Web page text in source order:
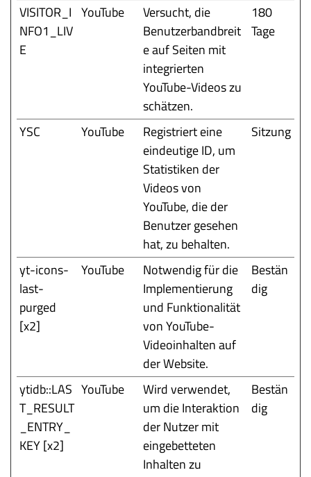
VISITOR_I
NFO1_LIV
E
YouTube
Versucht, die
Benutzerbandbreit
e auf Seiten mit
integrierten
YouTube-Videos zu
schätzen.
180
Tage
YSC YouTube
Registriert eine
eindeutige ID, um
Statistiken der
Videos von
YouTube, die der
Benutzer gesehen
hat, zu behalten.
Sitzung
yt-icons-
last-
purged
[x2]
YouTube
Notwendig für die
Implementierung
und Funktionalität
von YouTube-
Videoinhalten auf
der Website.
Bestän
dig
ytidb::LAS
T_RESULT
_ENTRY_
KEY [x2]
YouTube
Wird verwendet,
um die Interaktion
der Nutzer mit
eingebetteten
Inhalten zu
Bestän
dig